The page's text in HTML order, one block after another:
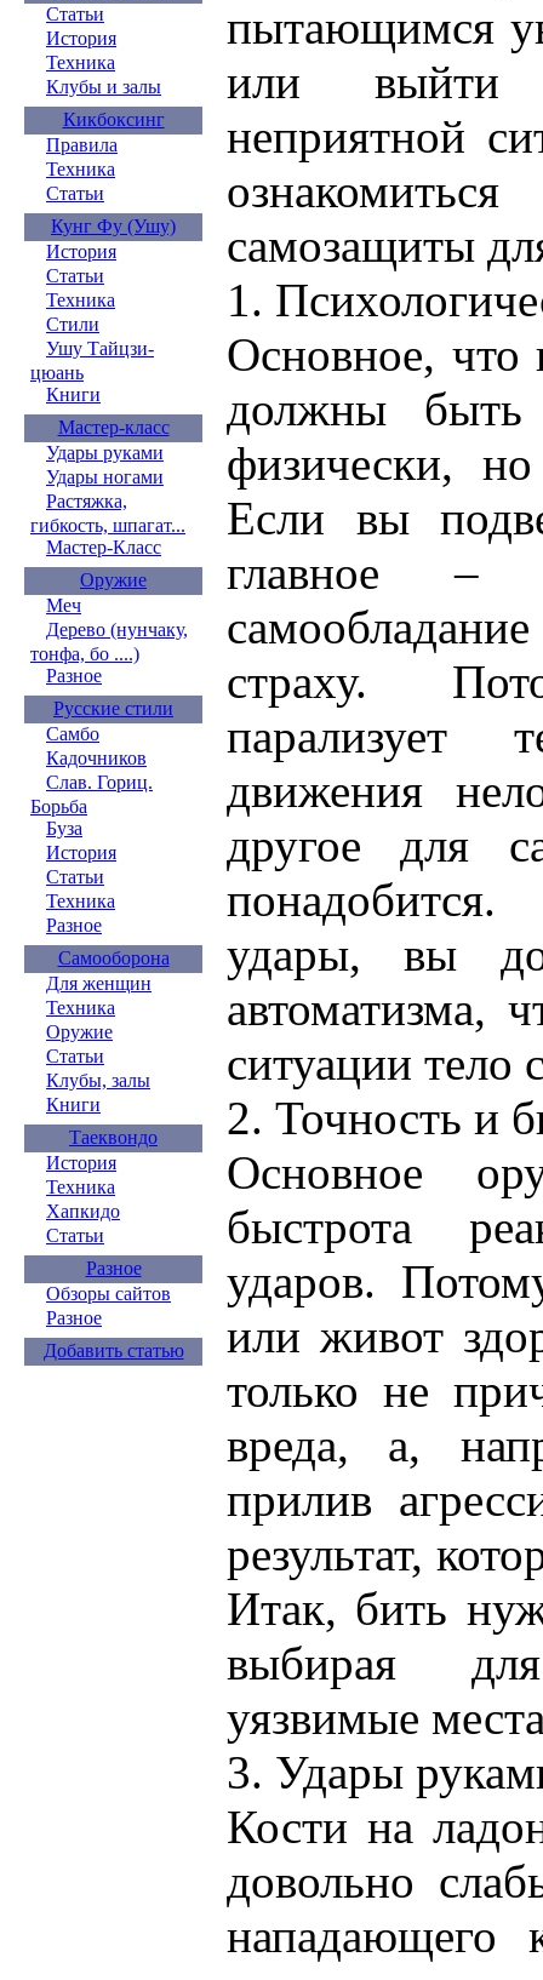
Статьи
История
Техника
Клубы и залы
Кикбоксинг
Правила
Техника
Статьи
Кунг Фу (Ушу)
История
Статьи
Техника
Стили
Ушу Тайцзи-
цюань
Книги
Мастер-класс
Удары руками
Удары ногами
Растяжка,
гибкость, шпагат...
Мастер-Класс
Оружие
Меч
Дерево (нунчаку,
тонфа, бо ....)
Разное
Русские стили
Самбо
Кадочников
Слав. Гориц.
Борьба
Буза
История
Статьи
Техника
Разное
Самооборона
Для женщин
Техника
Оружие
Статьи
Клубы, залы
Книги
Таеквондо
История
Техника
Хапкидо
Статьи
Разное
Обзоры сайтов
Разное
Добавить статью
пытающимся
или
неприятной
самозащиты
1.
Основное,
должны быть
физически,
Если вы
главное –
страху.
парализует
движения
другое для
удары, вы
автоматизма,
ситуации тело
2. Точность и
Основное
быстрота
ударов.
или живот
только не
вреда, а,
прилив
результат,
Итак, бить
выбирая
уязвимые
3. Удары
Кости на
довольно
нападающего